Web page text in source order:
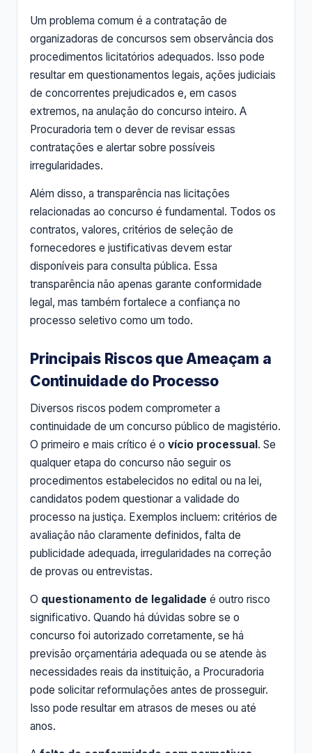
Um problema comum é a contratação de
organizadoras de concursos sem observância dos
procedimentos licitatórios adequados. Isso pode
resultar em questionamentos legais, ações judiciais
de concorrentes prejudicados e, em casos
extremos, na anulação do concurso inteiro. A
Procuradoria tem o dever de revisar essas
contratações e alertar sobre possíveis
irregularidades.
Além disso, a transparência nas licitações
relacionadas ao concurso é fundamental. Todos os
contratos, valores, critérios de seleção de
fornecedores e justificativas devem estar
disponíveis para consulta pública. Essa
transparência não apenas garante conformidade
legal, mas também fortalece a confiança no
processo seletivo como um todo.
Principais Riscos que Ameaçam a
Continuidade do Processo
Diversos riscos podem comprometer a
continuidade de um concurso público de magistério.
O primeiro e mais crítico é o vício processual. Se
qualquer etapa do concurso não seguir os
procedimentos estabelecidos no edital ou na lei,
candidatos podem questionar a validade do
processo na justiça. Exemplos incluem: critérios de
avaliação não claramente definidos, falta de
publicidade adequada, irregularidades na correção
de provas ou entrevistas.
O questionamento de legalidade é outro risco
significativo. Quando há dúvidas sobre se o
concurso foi autorizado corretamente, se há
previsão orçamentária adequada ou se atende às
necessidades reais da instituição, a Procuradoria
pode solicitar reformulações antes de prosseguir.
Isso pode resultar em atrasos de meses ou até
anos.